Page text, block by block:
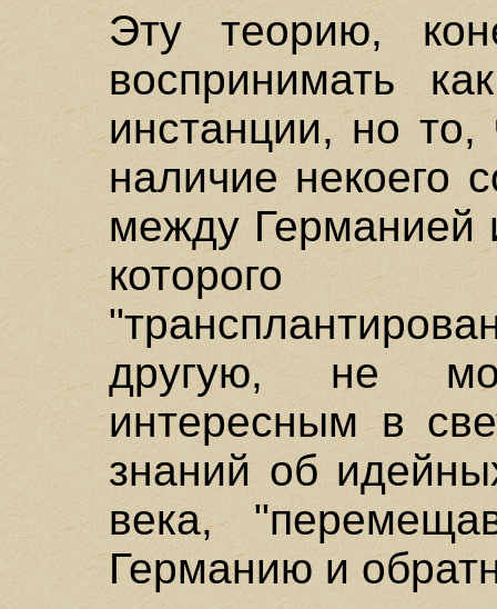
Эту теорию,
воспринимать
инстанции, но то,
наличие некоего
между Германией
другую, не
интересным в
знаний об
века,
Германию и